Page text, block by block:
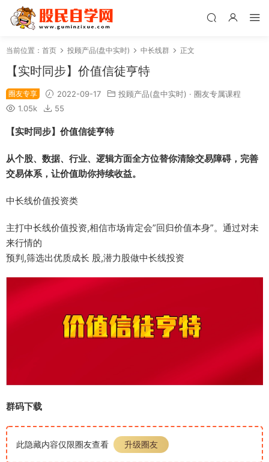
当前位置： 首页 投顾产品(盘中实时) 中长线群 正文
【实时同步】价值信徒亨特
圈友专享 2022-09-17 投顾产品(盘中实时) · 圈友专属课程
1.05k
55
【实时同步】价值信徒亨特
从个股、数据、行业、逻辑方面全方位替你清除交易障碍，完善
交易体系，让价值助你持续收益。
中长线价值投资类
主打中长线价值投资,相信市场肯定会”回归价值本身”。通过对未
来行情的
预判,筛选出优质成长 股,潜力股做中长线投资
群码下载
此隐藏内容仅限圈友查看 升级圈友